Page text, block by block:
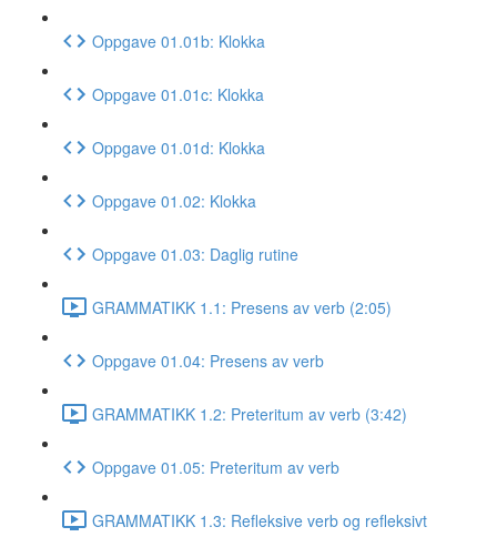
Oppgave 01.01b: Klokka
Oppgave 01.01c: Klokka
Oppgave 01.01d: Klokka
Oppgave 01.02: Klokka
Oppgave 01.03: Daglig rutine
GRAMMATIKK 1.1: Presens av verb (2:05)
Oppgave 01.04: Presens av verb
GRAMMATIKK 1.2: Preteritum av verb (3:42)
Oppgave 01.05: Preteritum av verb
GRAMMATIKK 1.3: Refleksive verb og refleksivt